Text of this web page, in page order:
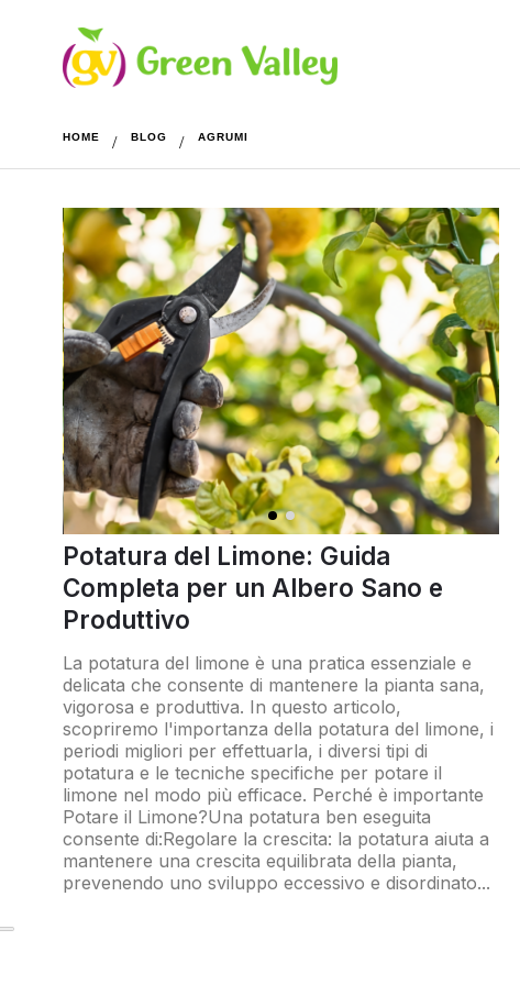
HOME BLOG AGRUMI
Potatura del Limone: Guida
Completa per un Albero Sano e
Produttivo
La potatura del limone è una pratica essenziale e
delicata che consente di mantenere la pianta sana,
vigorosa e produttiva. In questo articolo,
scopriremo l'importanza della potatura del limone, i
periodi migliori per effettuarla, i diversi tipi di
potatura e le tecniche specifiche per potare il
limone nel modo più efficace. Perché è importante
Potare il Limone?Una potatura ben eseguita
consente di:Regolare la crescita: la potatura aiuta a
mantenere una crescita equilibrata della pianta,
prevenendo uno sviluppo eccessivo e disordinato...